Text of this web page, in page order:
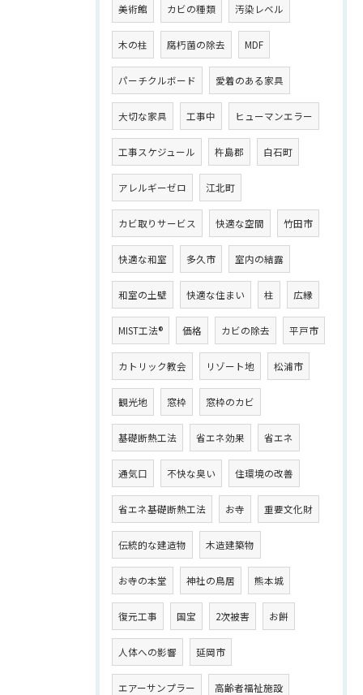
美術館 カビの種類 汚染レベル
木の柱 腐朽菌の除去 MDF
パーチクルボード 愛着のある家具
大切な家具 工事中 ヒューマンエラー
工事スケジュール 杵島郡 白石町
アレルギーゼロ 江北町
カビ取りサービス 快適な空間 竹田市
快適な和室 多久市 室内の結露
和室の土壁 快適な住まい 柱 広縁
MIST工法® 価格 カビの除去 平戸市
カトリック教会 リゾート地 松浦市
観光地 窓枠 窓枠のカビ
基礎断熱工法 省エネ効果 省エネ
通気口 不快な臭い 住環境の改善
省エネ基礎断熱工法 お寺 重要文化財
伝統的な建造物 木造建築物
お寺の本堂 神社の鳥居 熊本城
復元工事 国宝 2次被害 お餅
人体への影響 延岡市
エアーサンプラー 高齢者福祉施設